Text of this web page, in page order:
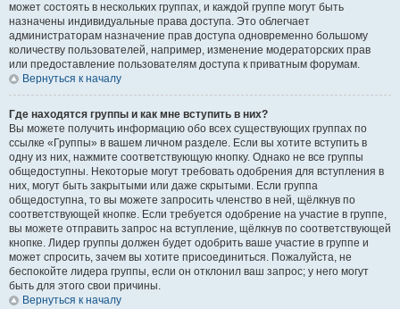
может состоять в нескольких группах, и каждой группе могут быть
назначены индивидуальные права доступа. Это облегчает
администраторам назначение прав доступа одновременно большому
количеству пользователей, например, изменение модераторских прав
или предоставление пользователям доступа к приватным форумам.
Вернуться к началу
Где находятся группы и как мне вступить в них?
Вы можете получить информацию обо всех существующих группах по
ссылке «Группы» в вашем личном разделе. Если вы хотите вступить в
одну из них, нажмите соответствующую кнопку. Однако не все группы
общедоступны. Некоторые могут требовать одобрения для вступления в
них, могут быть закрытыми или даже скрытыми. Если группа
общедоступна, то вы можете запросить членство в ней, щёлкнув по
соответствующей кнопке. Если требуется одобрение на участие в группе,
вы можете отправить запрос на вступление, щёлкнув по соответствующей
кнопке. Лидер группы должен будет одобрить ваше участие в группе и
может спросить, зачем вы хотите присоединиться. Пожалуйста, не
беспокойте лидера группы, если он отклонил ваш запрос; у него могут
быть для этого свои причины.
Вернуться к началу